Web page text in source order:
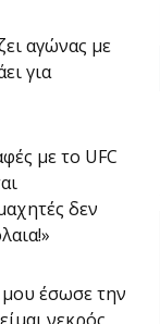
αγώνας με
για
με το UFC
δεν
μου έσωσε την